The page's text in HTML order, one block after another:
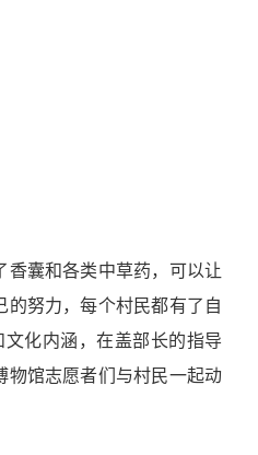
香囊和各类中草药，可以让
努力，每个村民都有了自
化内涵，在盖部长的指导
物馆志愿者们与村民一起动